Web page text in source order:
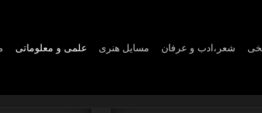
علمی و معلوماتی مسايل هنری شعر،ادب و عرفان